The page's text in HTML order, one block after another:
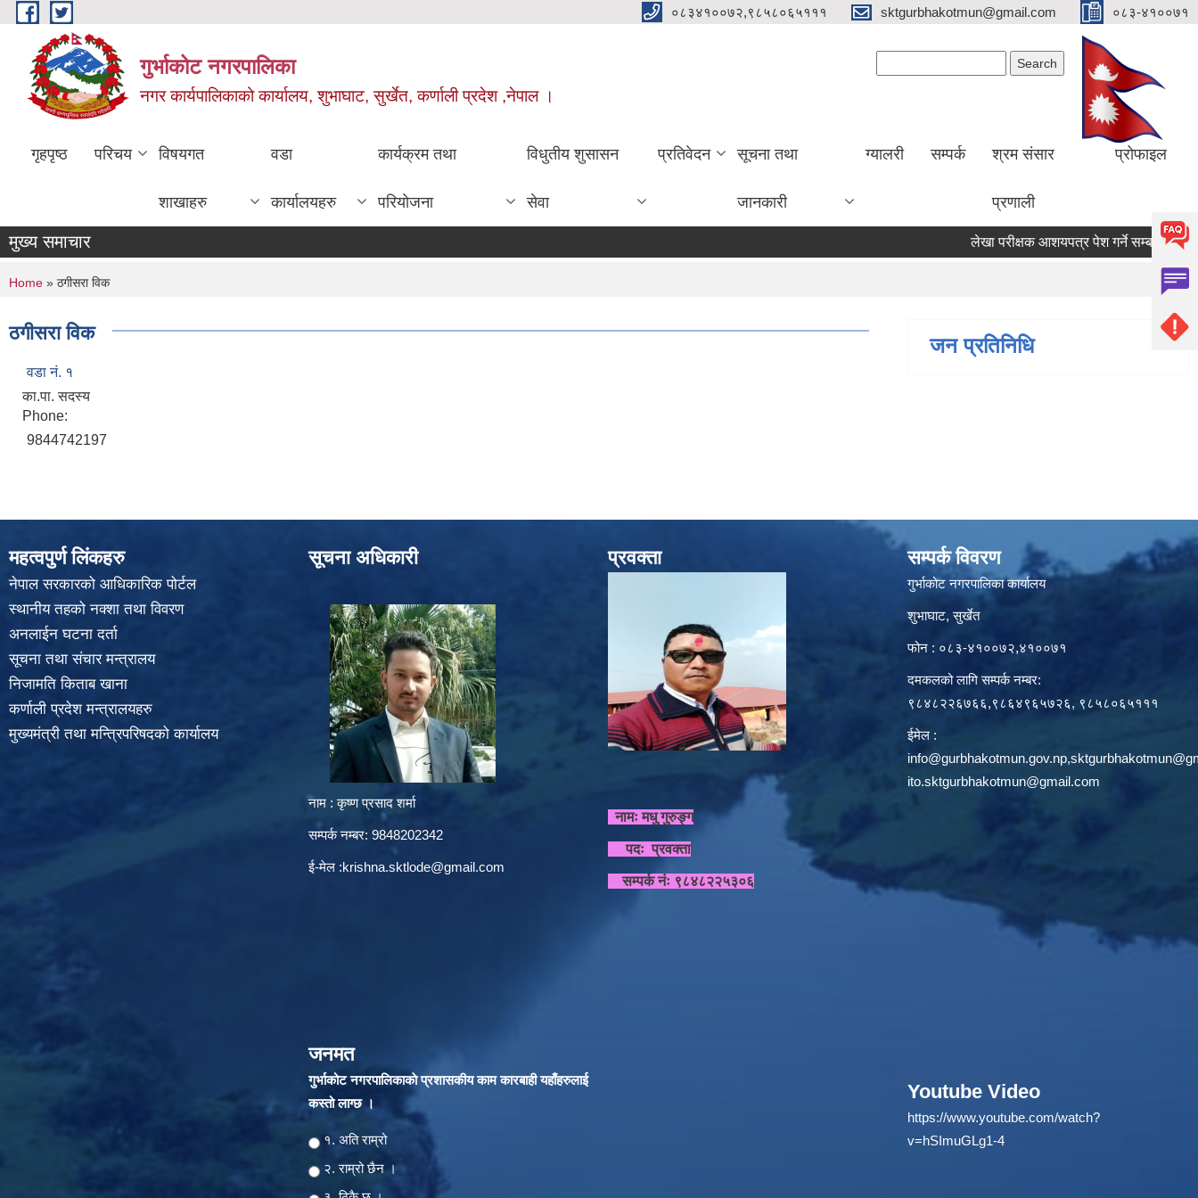
Skip to main content ०८३४१००७२,९८५८०६५१११ sktgurbhakotmun@gmail.com ०८३-४१००७१
गुर्भाकोट नगरपालिका
नगर कार्यपालिकाको कार्यालय, शुभाघाट, सुर्खेत, कर्णाली प्रदेश ,नेपाल ।
गृहपृष्ठ परिचय विषयगत
शाखाहरु
वडा
कार्यालयहरु
कार्यक्रम तथा
परियोजना
विधुतीय शुसासन
सेवा
प्रतिवेदन सूचना तथा
जानकारी
ग्यालरी सम्पर्क श्रम संसार
प्रणाली
प्रोफाइल
मुख्य समाचार लेखा परीक्षक आशयपत्र पेश गर्ने सम्बन्धी सूचना ।
You are here
Home » ठगीसरा विक
ठगीसरा विक
वडा नं. १
का.पा. सदस्य
Phone:
9844742197
जन प्रतिनिधि
महत्वपुर्ण लिंकहरु
नेपाल सरकारको आधिकारिक पोर्टल
स्थानीय तहको नक्शा तथा विवरण
अनलाईन घटना दर्ता
सूचना तथा संचार मन्त्रालय
निजामति किताब खाना
कर्णाली प्रदेश मन्त्रालयहरु
मुख्यमंत्री तथा मन्त्रिपरिषदको कार्यालय
सूचना अधिकारी
नाम : कृष्ण प्रसाद शर्मा
सम्पर्क नम्बर: 9848202342
ई-मेल :krishna.sktlode@gmail.com
जनमत
गुर्भाकोट नगरपालिकाकाे प्रशासकीय काम कारबाही यहाँहरुलाई
कस्तो लाग्छ ।
Choices
१. अति राम्रो
२‍‍. राम्रो छैन ।
प्रवक्ता
नामः मधु गुरुङ्ग
पदः प्रवक्ता
सम्पर्क नंः ९८४८२२५३०६
सम्पर्क विवरण
गुर्भाकोट नगरपालिका कार्यालय
शुभाघाट, सुर्खेत
फोन : ०८३-४१००७२,४१००७१
दमकलको लागि सम्पर्क नम्बर:
९८४८२२६७६६,९८६४९६५७२६, ९८५८०६५१११
ईमेल :
info@gurbhakotmun.gov.np,
ito.sktgurbhakotmun@gmail.com
Youtube Video
https://www.youtube.com/watch?
v=hSImuGLg1-4